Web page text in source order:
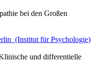
bei den Großen
(Institut für Psychologie)
und differentielle